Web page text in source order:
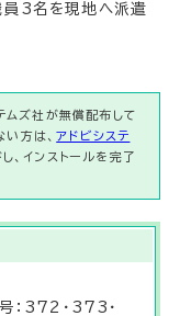
員3名を現地へ派遣
ムズ社が無償配布して
方は、アドビシステ
、インストールを完了
：372・373・